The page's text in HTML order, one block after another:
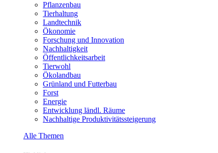
Pflanzenbau
Tierhaltung
Landtechnik
Ökonomie
Forschung und Innovation
Nachhaltigkeit
Öffentlichkeitsarbeit
Tierwohl
Ökolandbau
Grünland und Futterbau
Forst
Energie
Entwicklung ländl. Räume
Nachhaltige Produktivitätssteigerung
Alle Themen